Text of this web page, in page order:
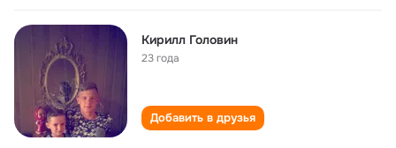
Кирилл Головин
23 года
Добавить в друзья